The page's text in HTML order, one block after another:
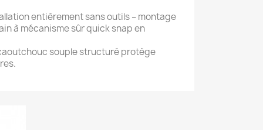
entièrement sans outils – montage
à mécanisme sûr quick snap en
souple structuré protège